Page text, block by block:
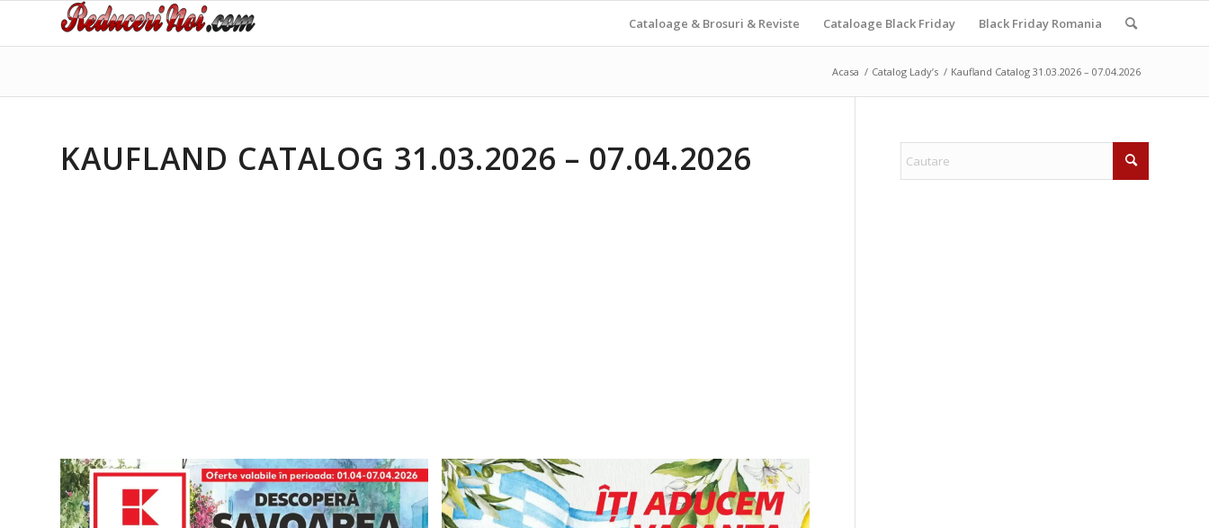
Cataloage & Brosuri & Reviste Cataloage Black Friday Black Friday Romania
Acasa / Catalog Lady’s / Kaufland Catalog 31.03.2026 – 07.04.2026
KAUFLAND CATALOG 31.03.2026 – 07.04.2026